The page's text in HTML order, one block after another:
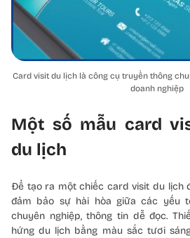
Card visit du lịch là công cụ truyền thông
doanh nghiệp
Một số mẫu card
du lịch
Để tạo ra một chiếc card visit du lịch
đảm bảo sự hài hòa giữa các yếu
chuyên nghiệp, thông tin dễ đọc.
hứng du lịch bằng màu sắc tươi